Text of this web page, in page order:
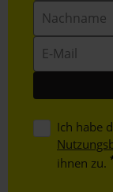
Mail
Ich habe
ihnen zu.